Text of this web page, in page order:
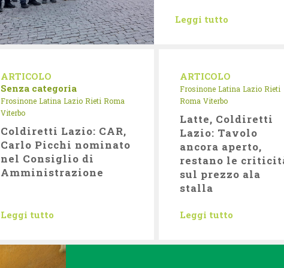
Leggi tutto
ARTICOLO
Senza categoria
Frosinone Latina Lazio Rieti Roma
Viterbo
Coldiretti Lazio: CAR,
Carlo Picchi nominato
nel Consiglio di
Amministrazione
Leggi tutto
ARTICOLO
Frosinone Latina Lazio Rieti
Roma Viterbo
Latte, Coldiretti
Lazio: Tavolo
ancora aperto,
restano le
sul prezzo ala
stalla
Leggi tutto